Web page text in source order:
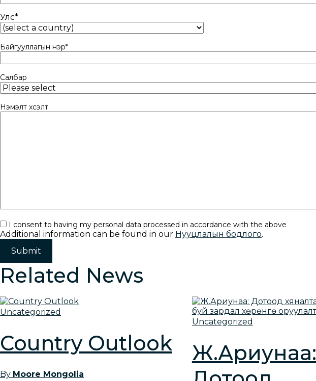
Улс*
Байгууллагын нэр*
Салбар
Нэмэлт хүсэлт
Consent
I consent to having my personal data processed in accordance with the above
Additional information can be found in our Нууцлалын бодлого.
Related News
Uncategorized
Country Outlook
By Moore Mongolia
Uncategorized
Ж.Ариунаа: